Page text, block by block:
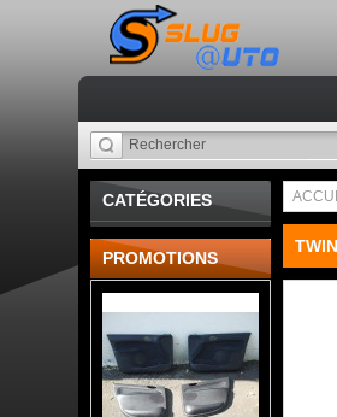
CATÉGORIES
PROMOTIONS